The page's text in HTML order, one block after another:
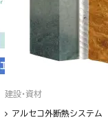
建設・資材
アルセコ外断熱システム